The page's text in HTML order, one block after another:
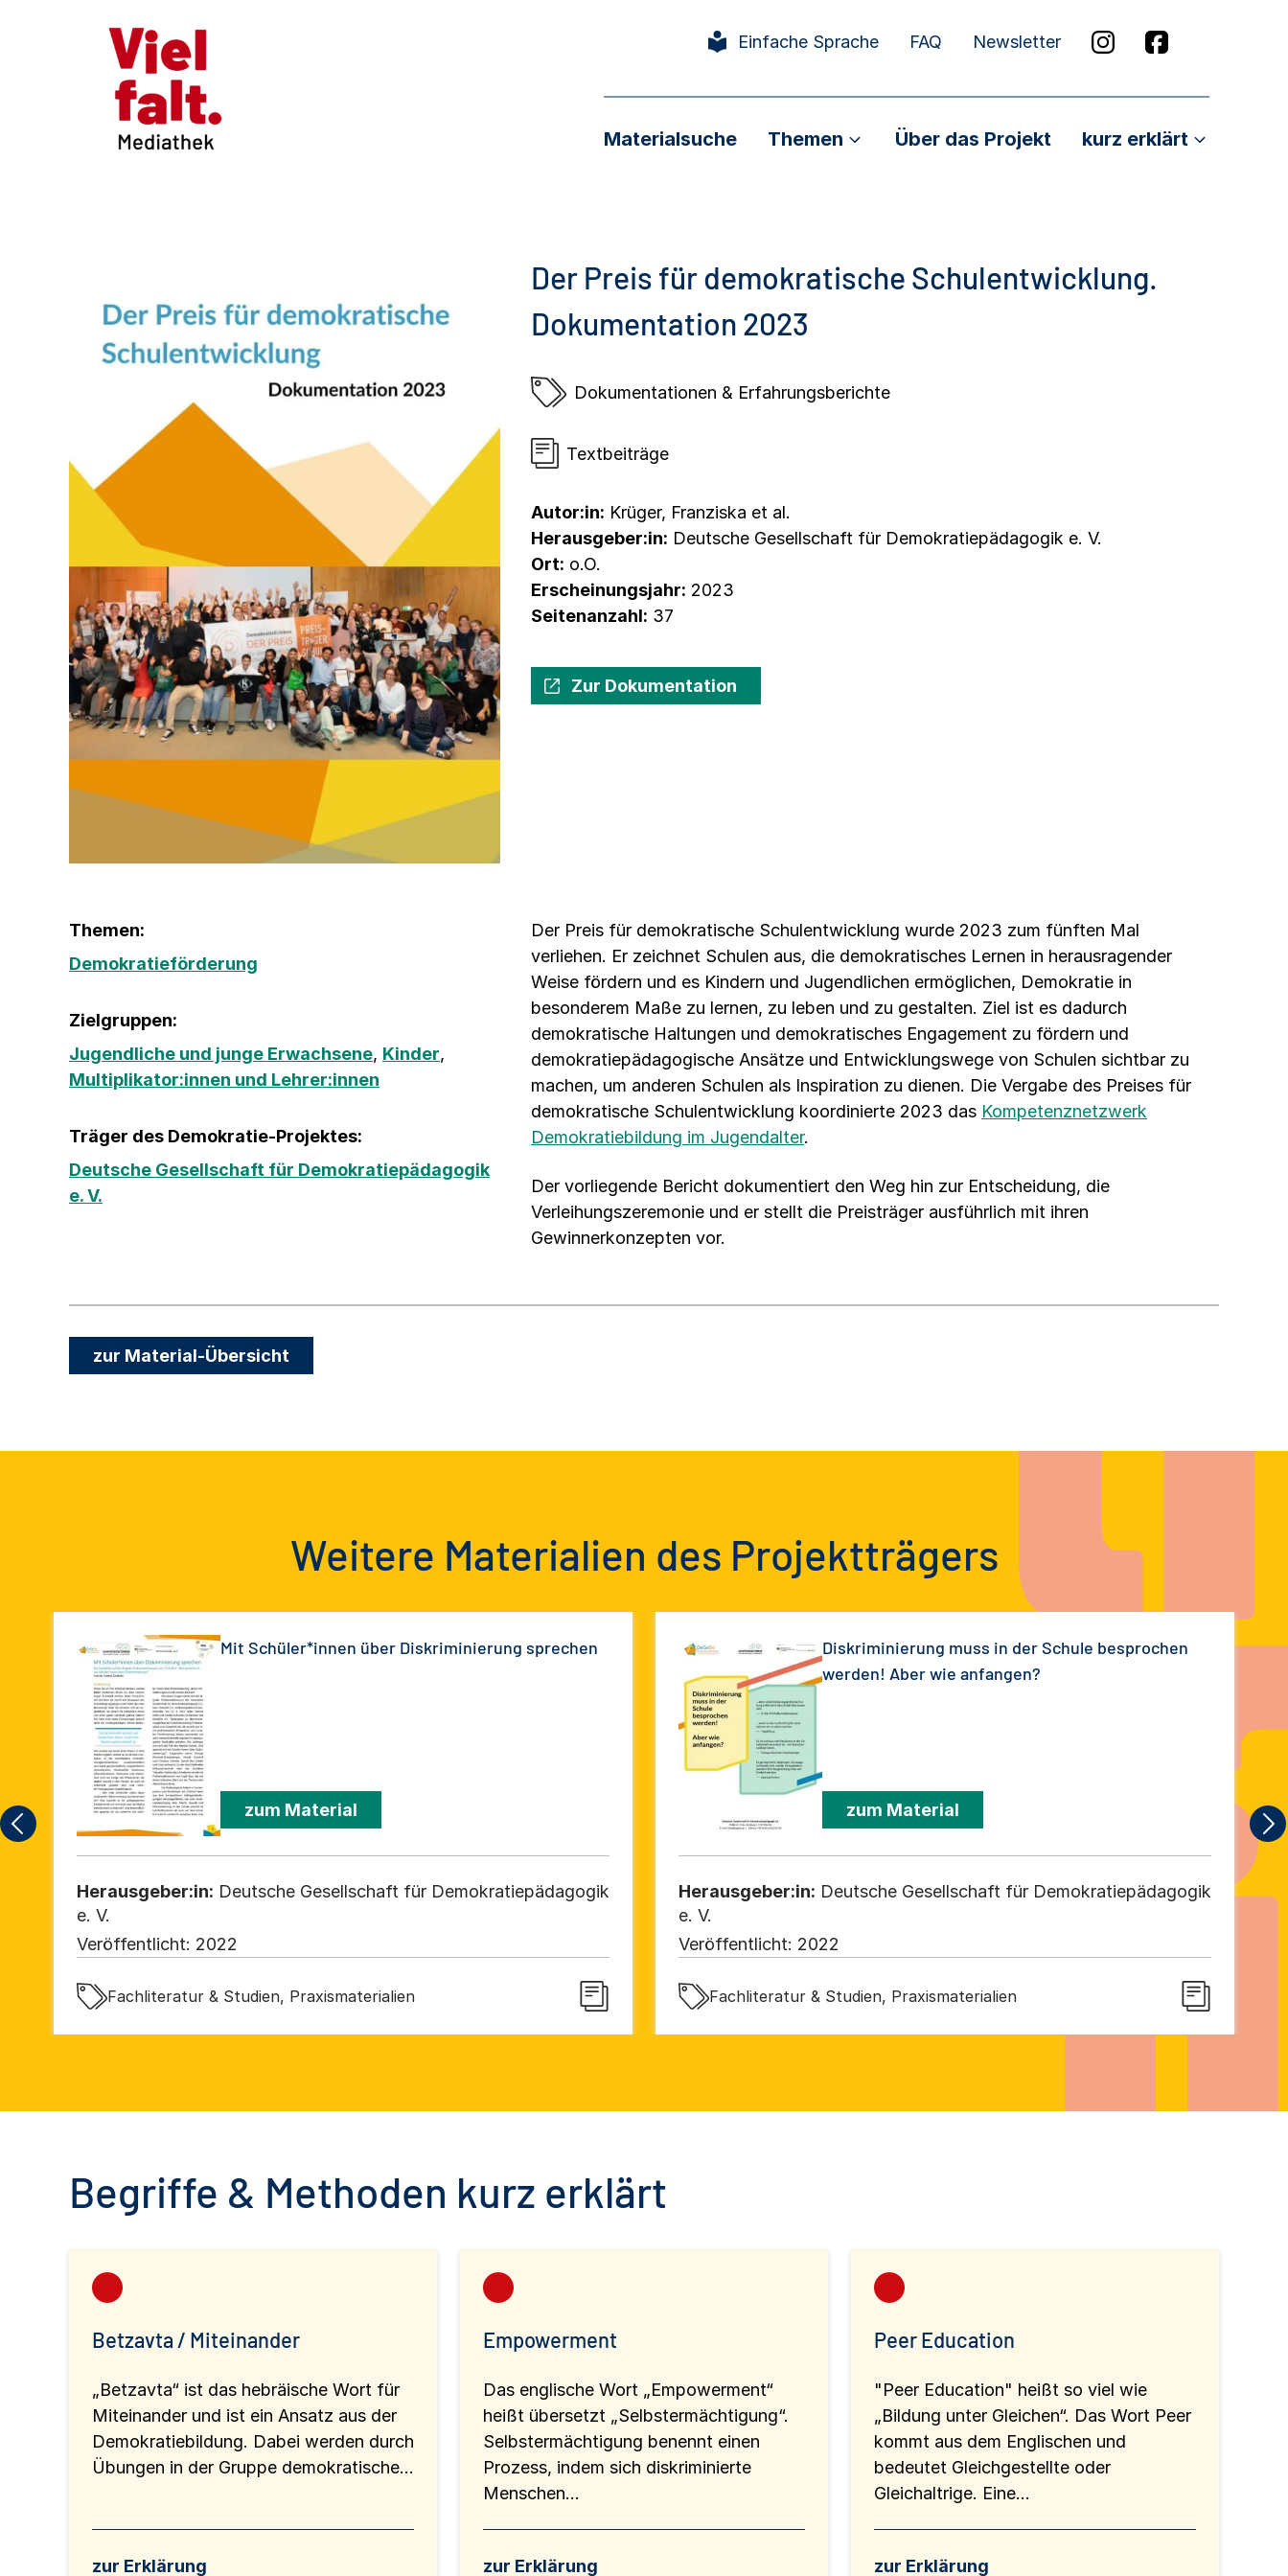
Einfache Sprache FAQ Newsletter
Materialsuche Themen Über das Projekt kurz erklärt
Der Preis für demokratische Schulentwicklung.
Dokumentation 2023
Dokumentationen & Erfahrungsberichte
Textbeiträge
Autor:in: Krüger, Franziska et al.
Herausgeber:in: Deutsche Gesellschaft für Demokratiepädagogik e. V.
Ort: o.O.
Erscheinungsjahr: 2023
Seitenanzahl: 37
Zur Dokumentation
Themen:
Demokratieförderung
Zielgruppen:
Jugendliche und junge Erwachsene, Kinder,
Multiplikator:innen und Lehrer:innen
Träger des Demokratie-Projektes:
Deutsche Gesellschaft für Demokratiepädagogik
e. V.
Der Preis für demokratische Schulentwicklung wurde 2023 zum fünften Mal
verliehen. Er zeichnet Schulen aus, die demokratisches Lernen in herausragender
Weise fördern und es Kindern und Jugendlichen ermöglichen, Demokratie in
besonderem Maße zu lernen, zu leben und zu gestalten. Ziel ist es dadurch
demokratische Haltungen und demokratisches Engagement zu fördern und
demokratiepädagogische Ansätze und Entwicklungswege von Schulen sichtbar zu
machen, um anderen Schulen als Inspiration zu dienen. Die Vergabe des Preises für
demokratische Schulentwicklung koordinierte 2023 das Kompetenznetzwerk
Demokratiebildung im Jugendalter.
Der vorliegende Bericht dokumentiert den Weg hin zur Entscheidung, die
Verleihungszeremonie und er stellt die Preisträger ausführlich mit ihren
Gewinnerkonzepten vor.
zur Material-Übersicht
Weitere Materialien des Projektträgers
Mit Schüler*innen über Diskriminierung sprechen
zum Material
Herausgeber:in: Deutsche Gesellschaft für Demokratiepädagogik
e. V.
Veröffentlicht: 2022
Fachliteratur & Studien, Praxismaterialien
Diskriminierung muss in der Schule besprochen
werden! Aber wie anfangen?
zum Material
Herausgeber:in: Deutsche Gesellschaft für Demokratiepädagogik
e. V.
Veröffentlicht: 2022
Fachliteratur & Studien, Praxismaterialien
Begriffe & Methoden kurz erklärt
Betzavta / Miteinander
„Betzavta“ ist das hebräische Wort für
Miteinander und ist ein Ansatz aus der
Demokratiebildung. Dabei werden durch
Übungen in der Gruppe demokratische...
zur Erklärung
Empowerment
Das englische Wort „Empowerment“
heißt übersetzt „Selbstermächtigung“.
Selbstermächtigung benennt einen
Prozess, indem sich diskriminierte
Menschen...
zur Erklärung
Peer Education
"Peer Education" heißt so viel wie
„Bildung unter Gleichen“. Das Wort Peer
kommt aus dem Englischen und
bedeutet Gleichgestellte oder
Gleichaltrige. Eine...
zur Erklärung